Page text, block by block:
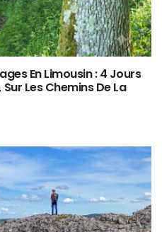
En Limousin : 4 Jours
Les Chemins De La